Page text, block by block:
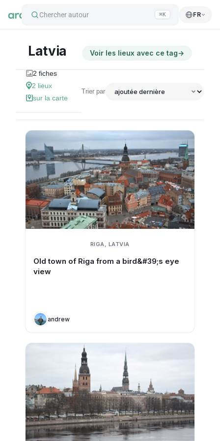
Chercher autour ⌘K FR
Latvia Voir les lieux avec ce tag→
2 fiches
2 lieux
sur la carte
Trier par
RIGA, LATVIA
Old town of Riga from a bird&#39;s eye
view
andrew